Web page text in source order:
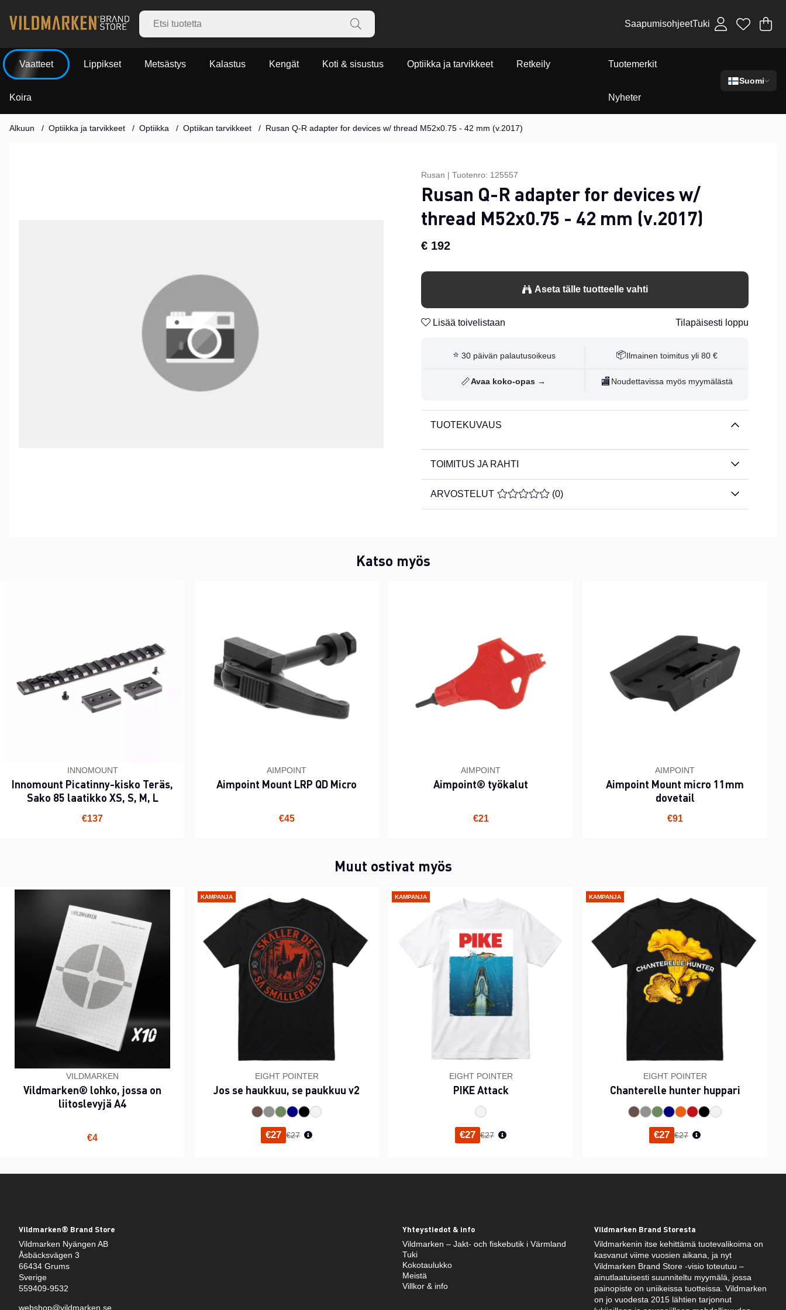
SaapumisohjeetTuki .
Vaatteet Lippikset Metsästys Kalastus Kengät Koti & sisustus Optiikka ja tarvikkeet Retkeily
Koira
Tuotemerkit
Nyheter
Suomi
Alkuun Optiikka ja tarvikkeet Optiikka Optiikan tarvikkeet Rusan Q-R adapter for devices w/ thread M52x0.75 - 42 mm (v.2017)
Rusan | Tuotenro: 125557
Rusan Q-R adapter for devices w/
thread M52x0.75 - 42 mm (v.2017)
€ 192
Aseta tälle tuotteelle vahti
Lisää toivelistaan Tilapäisesti loppu
⭐ 30 päivän palautusoikeus 📦 Ilmainen toimitus yli 80 €
📏Avaa koko-opas → 🏬 Noudettavissa myös myymälästä
TUOTEKUVAUS
TOIMITUS JA RAHTI
ARVOSTELUT KESKIARVOLUOKITUS 0 / 5 ARVIOIDEN MÄÄRÄ 0
(0)
Katso myös
INNOMOUNT
Innomount Picatinny-kisko Teräs,
Sako 85 laatikko XS, S, M, L
€137
AIMPOINT
Aimpoint Mount LRP QD Micro
€45
AIMPOINT
Aimpoint® työkalut
€21
AIMPOINT
Aimpoint Mount micro 11mm
dovetail
€91
Muut ostivat myös
VILDMARKEN
Vildmarken® lohko, jossa on
liitoslevyjä A4
€4
KAMPANJA
EIGHT POINTER
Jos se haukkuu, se paukkuu v2
€27 Normaali hinta
€27
KAMPANJA
EIGHT POINTER
PIKE Attack
€27 Normaali hinta
€27
KAMPANJA
EIGHT POINTER
Chanterelle hunter huppari
€27 Normaali hinta
€27
Vildmarken® Brand Store
Vildmarken Nyängen AB
Åsbäcksvägen 3
66434 Grums
Sverige
559409-9532
webshop@vildmarken.se
Yhteystiedot & info
Vildmarken – Jakt- och fiskebutik i Värmland
Tuki
Kokotaulukko
Meistä
Villkor & info
Vildmarken Brand Storesta
Vildmarkenin itse kehittämä tuotevalikoima on
kasvanut viime vuosien aikana, ja nyt
Vildmarken Brand Store -visio toteutuu –
ainutlaatuisesti suunniteltu myymälä, jossa
painopiste on uniikeissa tuotteissa. Vildmarken
on jo vuodesta 2015 lähtien tarjonnut